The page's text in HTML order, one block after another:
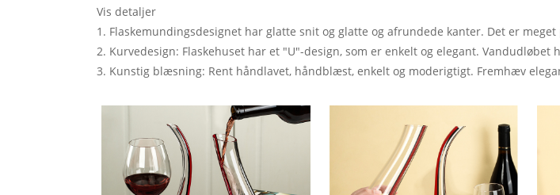
Vis detaljer
1. Flaskemundingsdesignet har glatte snit og glatte og afrundede kanter. Det er
2. Kurvedesign: Flaskehuset har et "U"-design, som er enkelt og elegant.
3. Kunstig blæsning: Rent håndlavet, håndblæst, enkelt og moderigtigt. Fremhæv